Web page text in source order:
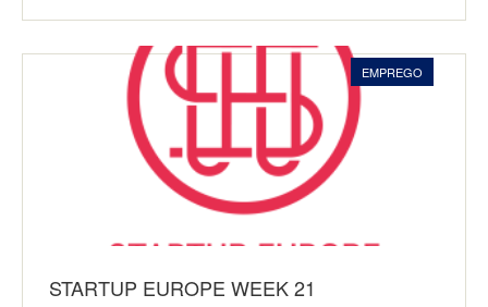
EMPREGO
STARTUP EUROPE WEEK 21